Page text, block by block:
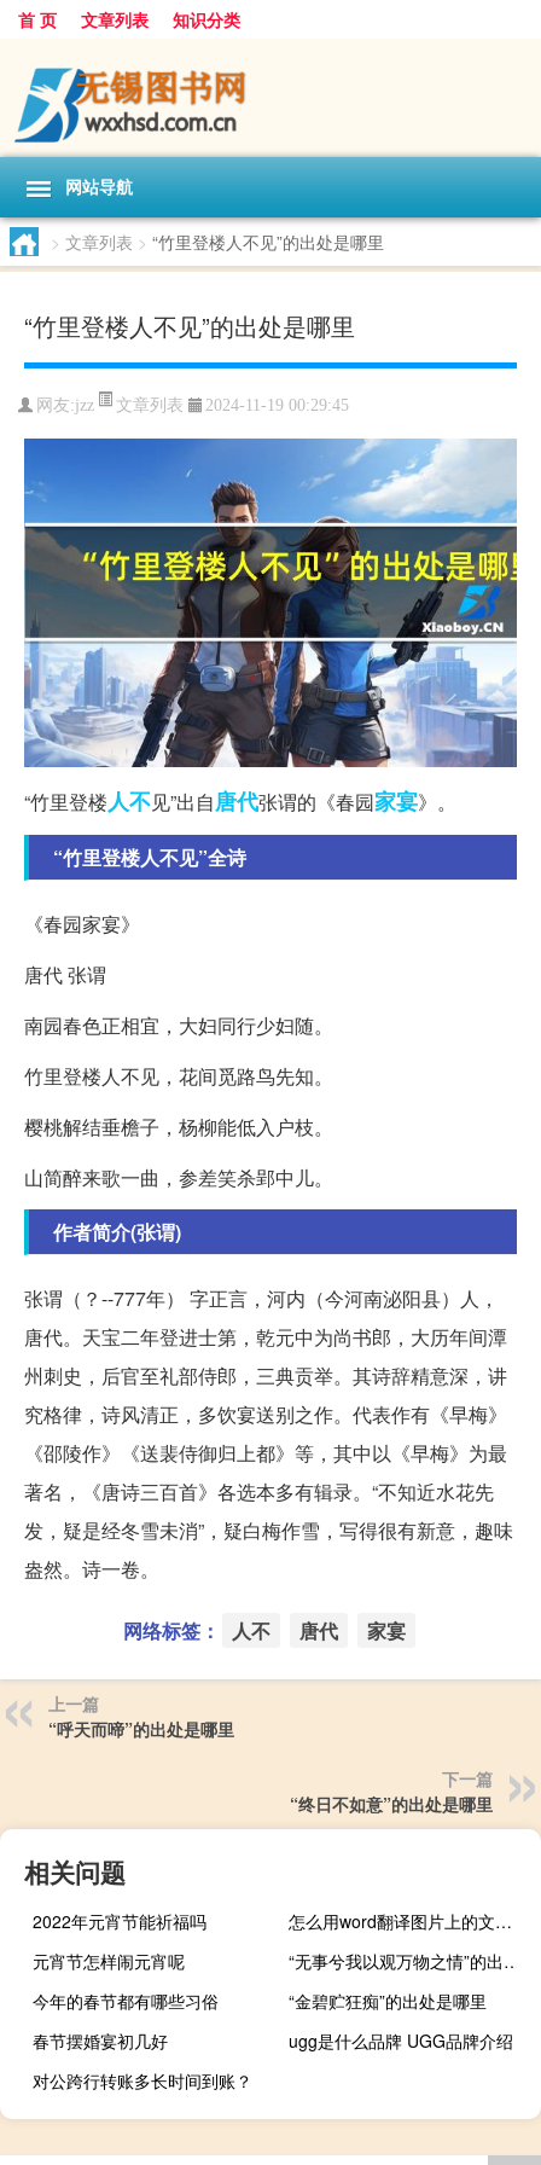
首 页 文章列表 知识分类
网站导航
> 文章列表 > “竹里登楼人不见”的出处是哪里
“竹里登楼人不见”的出处是哪里
网友:jzz 文章列表 2024-11-19 00:29:45
“竹里登楼人不见”出自唐代张谓的《春园家宴》。
“竹里登楼人不见”全诗
《春园家宴》
唐代 张谓
南园春色正相宜，大妇同行少妇随。
竹里登楼人不见，花间觅路鸟先知。
樱桃解结垂檐子，杨柳能低入户枝。
山简醉来歌一曲，参差笑杀郢中儿。
作者简介(张谓)
张谓（？--777年） 字正言，河内（今河南泌阳县）人，
唐代。天宝二年登进士第，乾元中为尚书郎，大历年间潭
州刺史，后官至礼部侍郎，三典贡举。其诗辞精意深，讲
究格律，诗风清正，多饮宴送别之作。代表作有《早梅》
《邵陵作》《送裴侍御归上都》等，其中以《早梅》为最
著名，《唐诗三百首》各选本多有辑录。“不知近水花先
发，疑是经冬雪未消”，疑白梅作雪，写得很有新意，趣味
盎然。诗一卷。
网络标签： 人不 唐代 家宴
上一篇
“呼天而啼”的出处是哪里
下一篇
“终日不如意”的出处是哪里
相关问题
2022年元宵节能祈福吗
怎么用word翻译图片上的文字（怎么用word发邮件）
元宵节怎样闹元宵呢
“无事兮我以观万物之情”的出处是哪里
今年的春节都有哪些习俗
“金碧贮狂痴”的出处是哪里
春节摆婚宴初几好
ugg是什么品牌 UGG品牌介绍
对公跨行转账多长时间到账？